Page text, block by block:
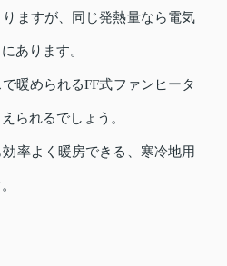
ますが、同じ発熱量なら電気
あります。
暖められるFF式ファンヒータ
られるでしょう。
率よく暖房できる、寒冷地用